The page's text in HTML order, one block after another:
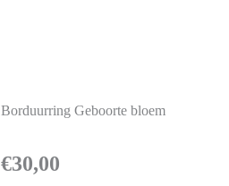
Borduurring Geboorte bloem
€30,00